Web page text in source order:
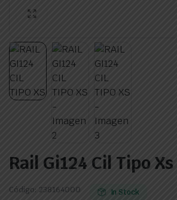
Rail Gi124 Cil Tipo Xs
Código: 238164000 In Stock